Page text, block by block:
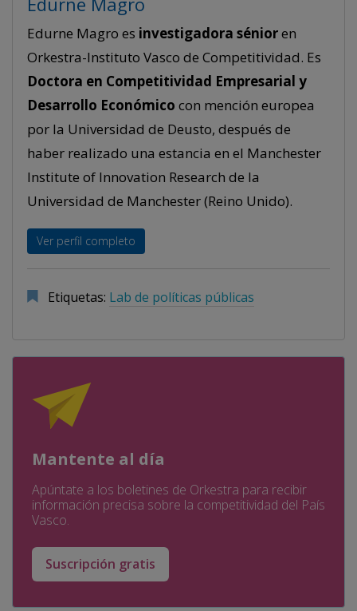
Edurne Magro es investigadora sénioren
Orkestra-Instituto Vasco de Competitividad. Es
Doctora en Competitividad Empresarial y
Desarrollo Económico con mención europea
por la Universidad de Deusto, después de
haber realizado una estancia en el Manchester
Institute of Innovation Research de la
Universidad de Manchester (Reino Unido).
Ver perfil completo
Etiquetas: Lab de políticas públicas
Mantente al día
Apúntate a los boletines de Orkestra para recibir
información precisa sobre la competitividad del País
Vasco.
Suscripción gratis